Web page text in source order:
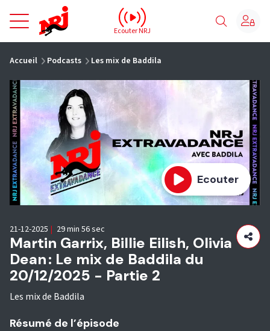
NRJ - Accueil
Ecouter NRJ
Accueil Podcasts Les mix de Baddila
Ecouter
Martin Garrix, Billie Eilish, Olivia
Dean : Le mix de Baddila du
20/12/2025 - Partie 2
Les mix de Baddila
21-12-2025 | 29 min 56 sec
Résumé de l’épisode